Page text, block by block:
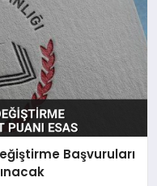
Başvuruları